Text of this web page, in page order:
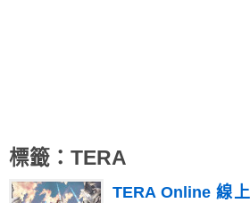
標籤：TERA
TERA Online 線